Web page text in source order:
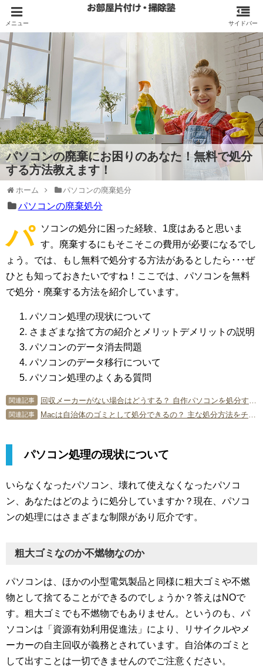
パソコンの廃棄にお困りのあなた！無料で処分
する方法教えます！
ホーム パソコンの廃棄処分
パソコンの廃棄処分
パ
ソコンの処分に困った経験、1度はあると思いま
す。廃棄するにもそこそこの費用が必要になるでし
ょう。では、もし無料で処分する方法があるとしたら･･･ぜ
ひとも知っておきたいですね！ここでは、パソコンを無料
で処分・廃棄する方法を紹介しています。
パソコン処理の現状について
さまざまな捨て方の紹介とメリットデメリットの説明
パソコンのデータ消去問題
パソコンのデータ移行について
パソコン処理のよくある質問
関連記事 回収メーカーがない場合はどうする？ 自作パソコンを処分する方法
関連記事 Macは自治体のゴミとして処分できるの？ 主な処分方法をチェック！
パソコン処理の現状について
いらなくなったパソコン、壊れて使えなくなったパソコ
ン、あなたはどのように処分していますか？現在、パソコ
ンの処理にはさまざまな制限があり厄介です。
粗大ゴミなのか不燃物なのか
パソコンは、ほかの小型電気製品と同様に粗大ゴミや不燃
物として捨てることができるのでしょうか？答えはNOで
す。粗大ゴミでも不燃物でもありません。というのも、パ
ソコンは「資源有効利用促進法」により、リサイクルやメ
ーカーの自主回収が義務とされています。自治体のゴミと
して出すことは一切できませんのでご注意ください。